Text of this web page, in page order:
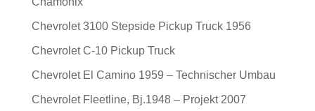
Chevrolet 3100 Stepside Pickup Truck 1956
Chevrolet C-10 Pickup Truck
Chevrolet El Camino 1959 – Technischer Umbau
Chevrolet Fleetline, Bj.1948 – Projekt 2007